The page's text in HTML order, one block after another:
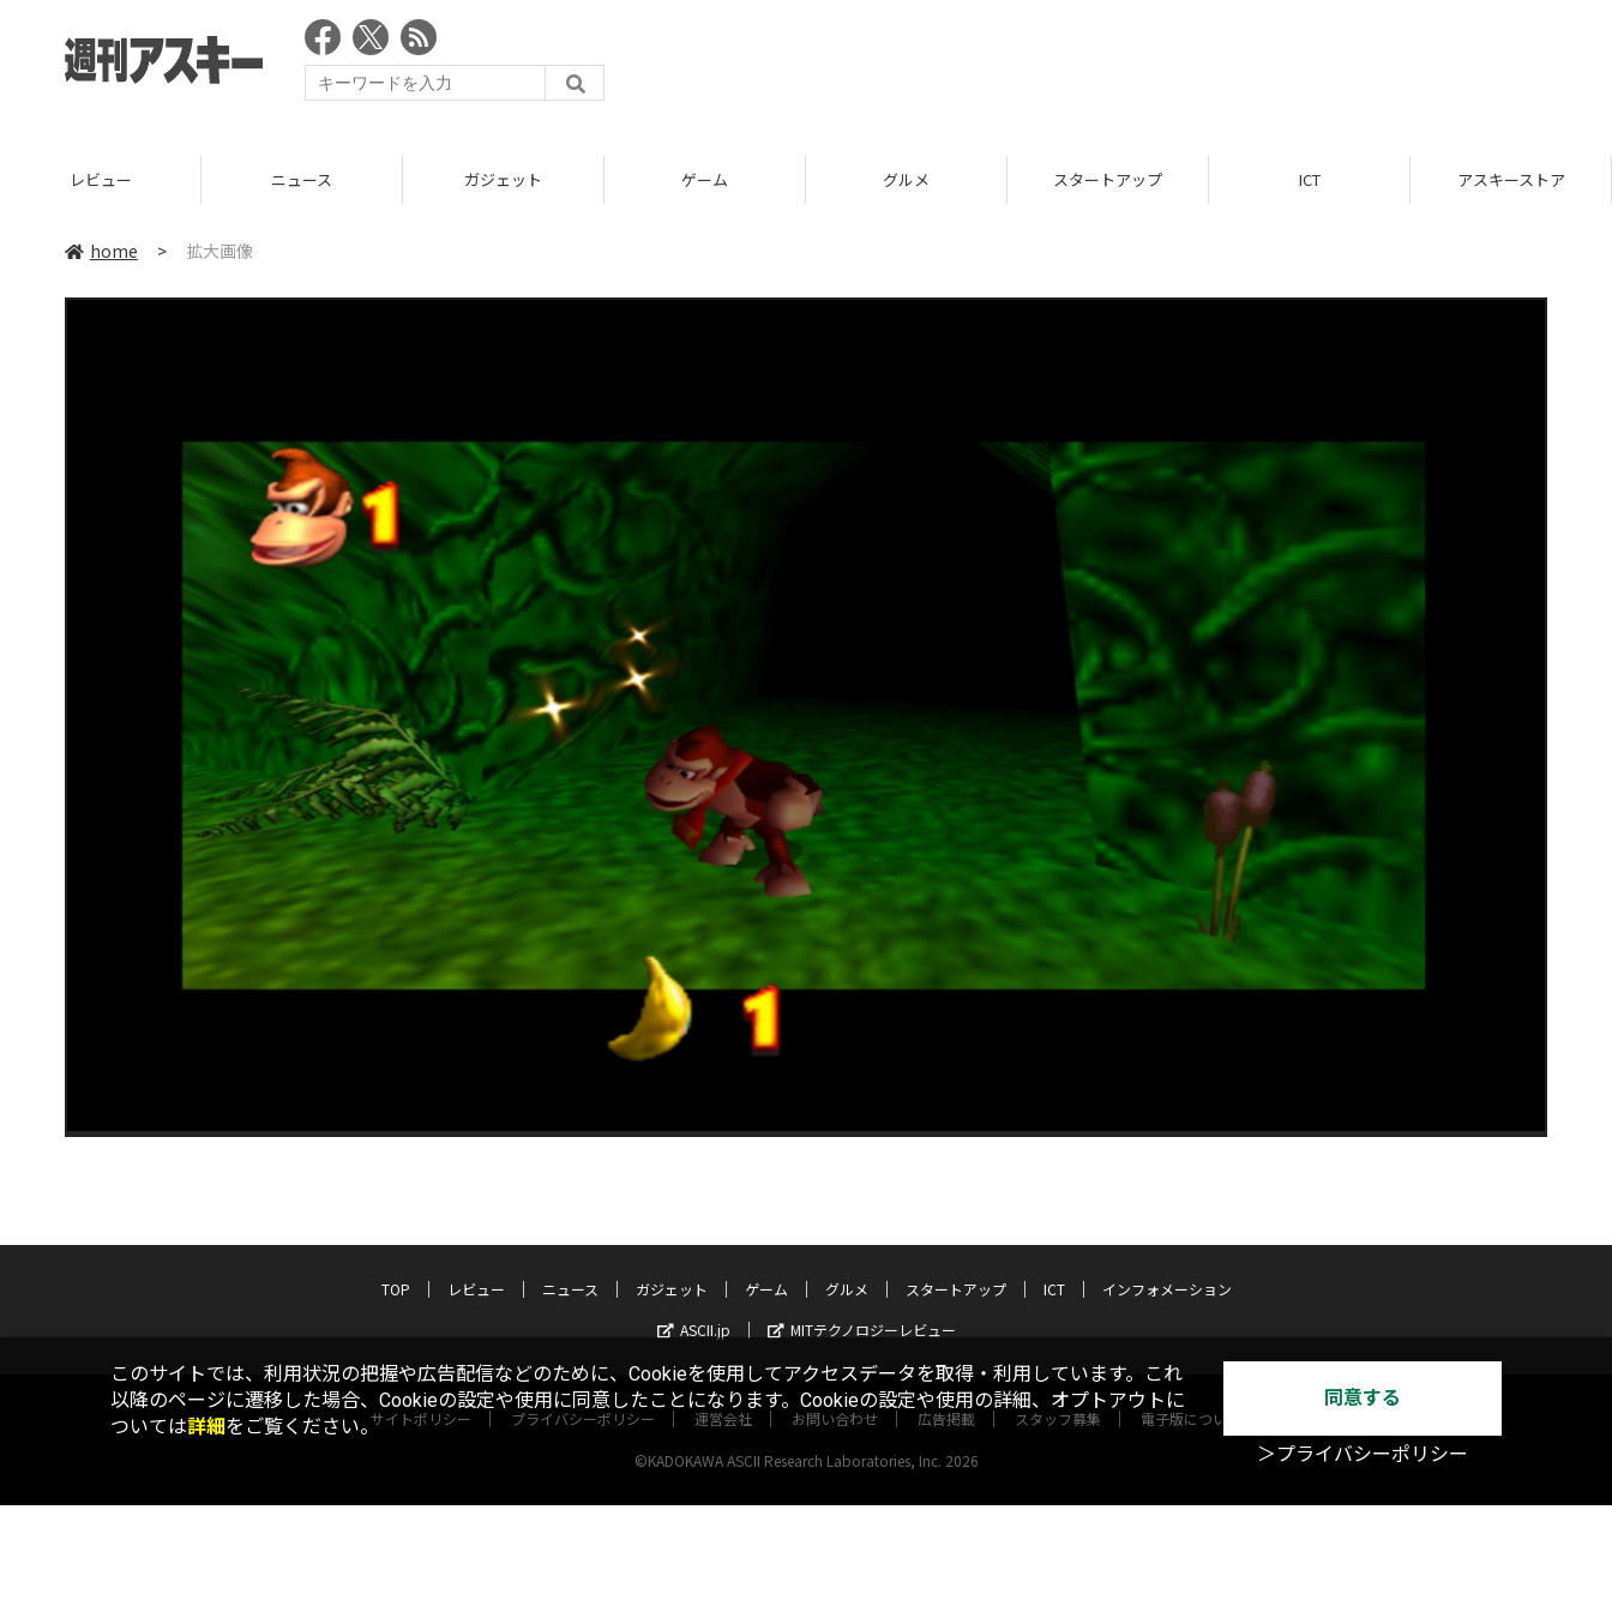
レビュー ニュース ガジェット ゲーム グルメ スタートアップ ICT アスキーストア
home > 拡大画像
TOP レビュー ニュース ガジェット ゲーム グルメ スタートアップ ICT
インフォメーション
ASCII.jp
MITテクノロジーレビュー
サイトポリシー プライバシーポリシー 運営会社 お問い合わせ 広告掲載 スタッフ募集 電子版について
©KADOKAWA ASCII Research Laboratories, Inc. 2026
このサイトでは、利用状況の把握や広告配信などのために、Cookieを使用してアクセスデータを取得・利用しています。これ
以降のページに遷移した場合、Cookieの設定や使用に同意したことになります。Cookieの設定や使用の詳細、オプトアウトに
ついては詳細をご覧ください。
同意する
＞プライバシーポリシー